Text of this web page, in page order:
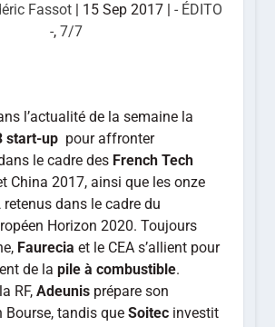
Fassot | 15 Sep 2017 |- ÉDITO
-, 7/7
l’actualité de la semaine la
start-up pour affronter
le cadre des French Tech
China 2017, ainsi que les onze
retenus dans le cadre du
Horizon 2020. Toujours
Faurecia et le CEA s’allient pour
de lapile à combustible.
RF,Adeunis prépare son
Bourse, tandis queSoitec investit